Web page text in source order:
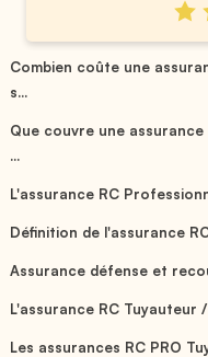
Combien coûte une
s...
Que couvre une
...
L'assurance RC
Définition de l'assurance
Assurance défense et
L'assurance RC
Les assurances RC PRO